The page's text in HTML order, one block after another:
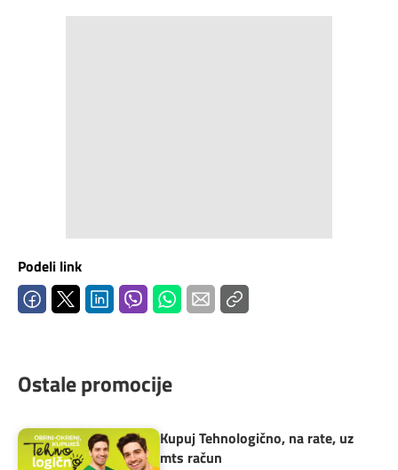
Podeli link
Ostale promocije
Kupuj Tehnologično, na rate, uz
mts račun